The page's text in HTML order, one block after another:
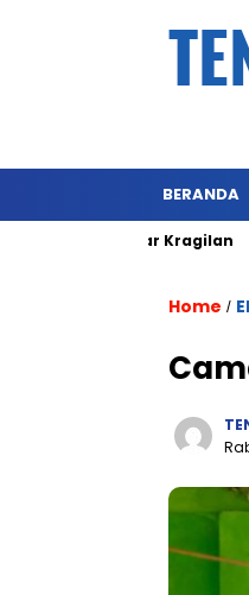
BERANDA
Pasar Kragilan
Home /